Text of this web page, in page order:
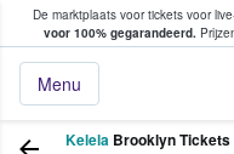
De marktplaats voor tickets voor
voor 100% gegarandeerd.
Menu
tickets kopen
Kelela Brooklyn Tickets